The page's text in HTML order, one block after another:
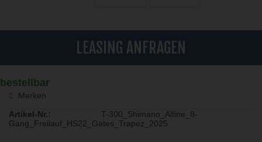
LEASING ANFRAGEN
bestellbar
Merken
Artikel-Nr.:
T-300_Shimano_Alfine_8-
Gang_Freilauf_HS22_Gates_Trapez_2025